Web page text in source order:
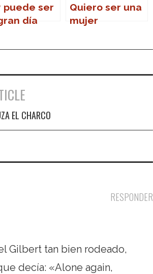
puede ser
día
Quiero ser una
mujer
EL CHARCO
RESPONDER
Gilbert tan bien rodeado,
decía: «Alone again,